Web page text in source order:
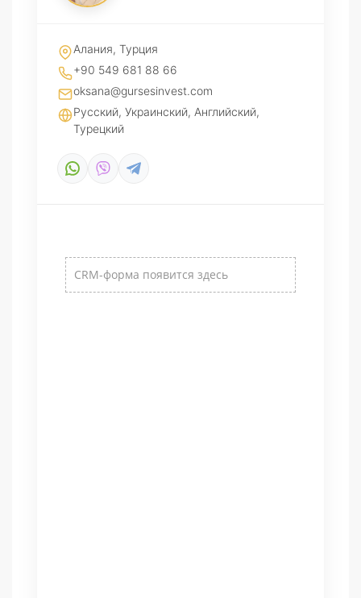
Алания, Турция
+90 549 681 88 66
oksana@gursesinvest.com
Русский, Украинский, Английский,
Турецкий